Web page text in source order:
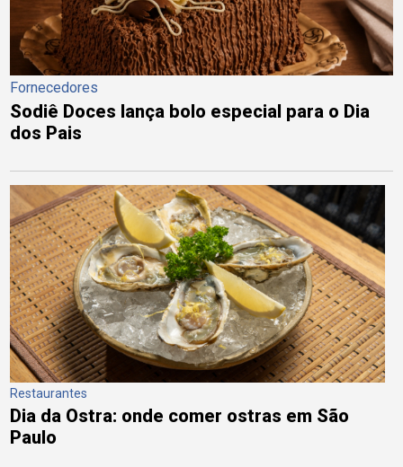
Fornecedores
Sodiê Doces lança bolo especial para o Dia
dos Pais
Restaurantes
Dia da Ostra: onde comer ostras em São
Paulo